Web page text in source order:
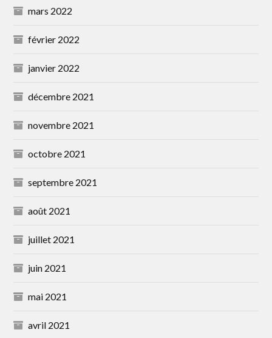
mars 2022
février 2022
janvier 2022
décembre 2021
novembre 2021
octobre 2021
septembre 2021
août 2021
juillet 2021
juin 2021
mai 2021
avril 2021